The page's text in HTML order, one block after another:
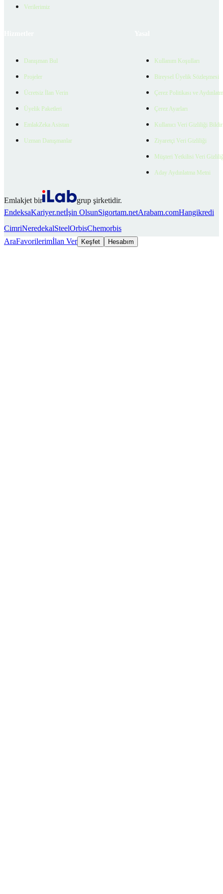
Verilerimiz
Danışman Bul
Projeler
Ücretsiz İlan Verin
Üyelik Paketleri
EmlakZeka Asistan
Uzman Danışmanlar
Kullanım Koşulları
Bireysel Üyelik Sözleşmesi
Çerez Politikası ve
Çerez Ayarları
Kullanıcı Veri Gizliliği
Ziyaretçi Veri Gizliliği
Müşteri Yetkilisi Veri
Aday Aydınlatma Metni
Emlakjet bir
grup şirketidir.
EndeksaKariyer.netİşin OlsunSigortam.netArabam.comHangikredi
CimriNeredekalSteelOrbisChemorbis
AraFavorilerimİlan Ver Keşfet Hesabım